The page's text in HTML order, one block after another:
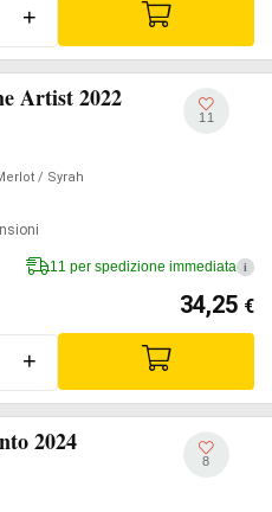
+
Artist 2022
/ Syrah
11
11 per spedizione immediata i
34,25 €
+
2024
8